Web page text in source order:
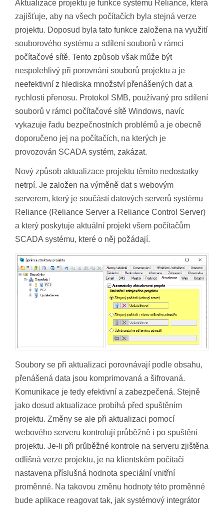
Aktualizace projektu je funkce systému Reliance, která
zajišťuje, aby na všech počítačích byla stejná verze
projektu. Doposud byla tato funkce založena na využití
souborového systému a sdílení souborů v rámci
počítačové sítě. Tento způsob však může být
nespolehlivý při porovnání souborů projektu a je
neefektivní z hlediska množství přenášených dat a
rychlosti přenosu. Protokol SMB, používaný pro sdílení
souborů v rámci počítačové sítě Windows, navíc
vykazuje řadu bezpečnostních problémů a je obecně
doporučeno jej na počítačích, na kterých je
provozován SCADA systém, zakázat.
Nový způsob aktualizace projektu těmito nedostatky
netrpí. Je založen na výměně dat s webovým
serverem, který je součástí datových serverů systému
Reliance (Reliance Server a Reliance Control Server)
a který poskytuje aktuální projekt všem počítačům
SCADA systému, které o něj požádají.
Soubory se při aktualizaci porovnávají podle obsahu,
přenášená data jsou komprimovaná a šifrovaná.
Komunikace je tedy efektivní a zabezpečená. Stejně
jako dosud aktualizace probíhá před spuštěním
projektu. Změny se ale při aktualizaci pomocí
webového serveru kontrolují průběžně i po spuštění
projektu. Je-li při průběžné kontrole na serveru zjištěna
odlišná verze projektu, je na klientském počítači
nastavena příslušná hodnota speciální vnitřní
proměnné. Na takovou změnu hodnoty této proměnné
bude aplikace reagovat tak, jak systémový integrátor